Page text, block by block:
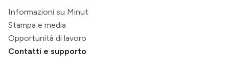
Informazioni su Minut
Stampa e media
Opportunità di lavoro
Contatti e supporto